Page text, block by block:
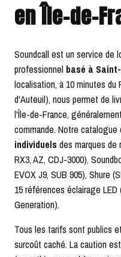
en Île-de-
Soundcall est un service de
professionnel basé à
localisation, à 10 minutes
d'Auteuil), nous permet de
l'Île-de-France,
commande. Notre catalogue
individuels des marques
RX3, AZ, CDJ-3000),
EVOX J9, SUB 905), Shure
15 références éclairage
Generation).
Tous les tarifs sont publics
surcoût caché. La caution